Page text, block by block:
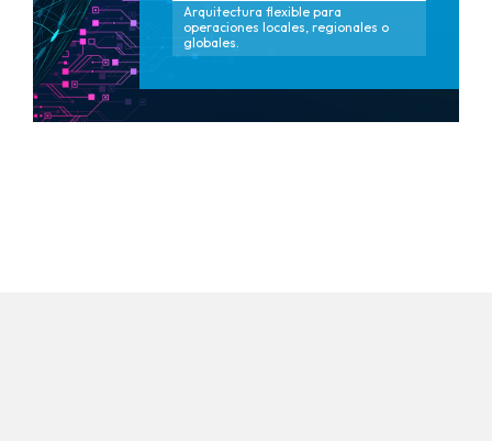
Arquitectura flexible para
operaciones locales, regionales o
globales.